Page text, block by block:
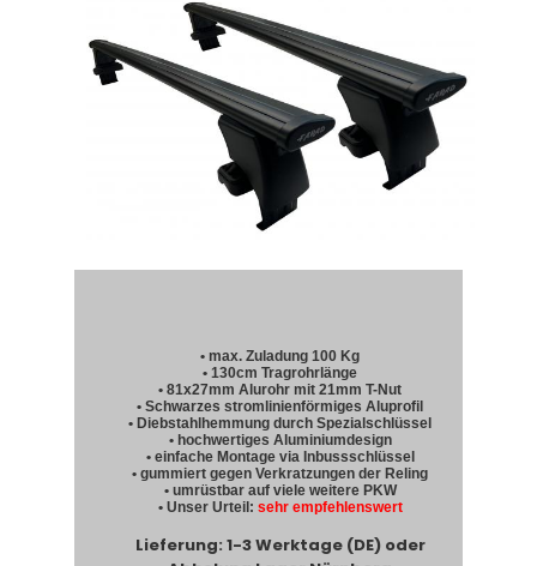
• max. Zuladung 100 Kg
• 130cm Tragrohrlänge
• 81x27mm Alurohr mit 21mm T-Nut
• Schwarzes stromlinienförmiges Aluprofil
• Diebstahlhemmung durch Spezialschlüssel
• hochwertiges Aluminiumdesign
• einfache Montage via Inbussschlüssel
• gummiert gegen Verkratzungen der Reling
• umrüstbar auf viele weitere PKW
• Unser Urteil: sehr empfehlenswert
Lieferung: 1-3 Werktage (DE) oder